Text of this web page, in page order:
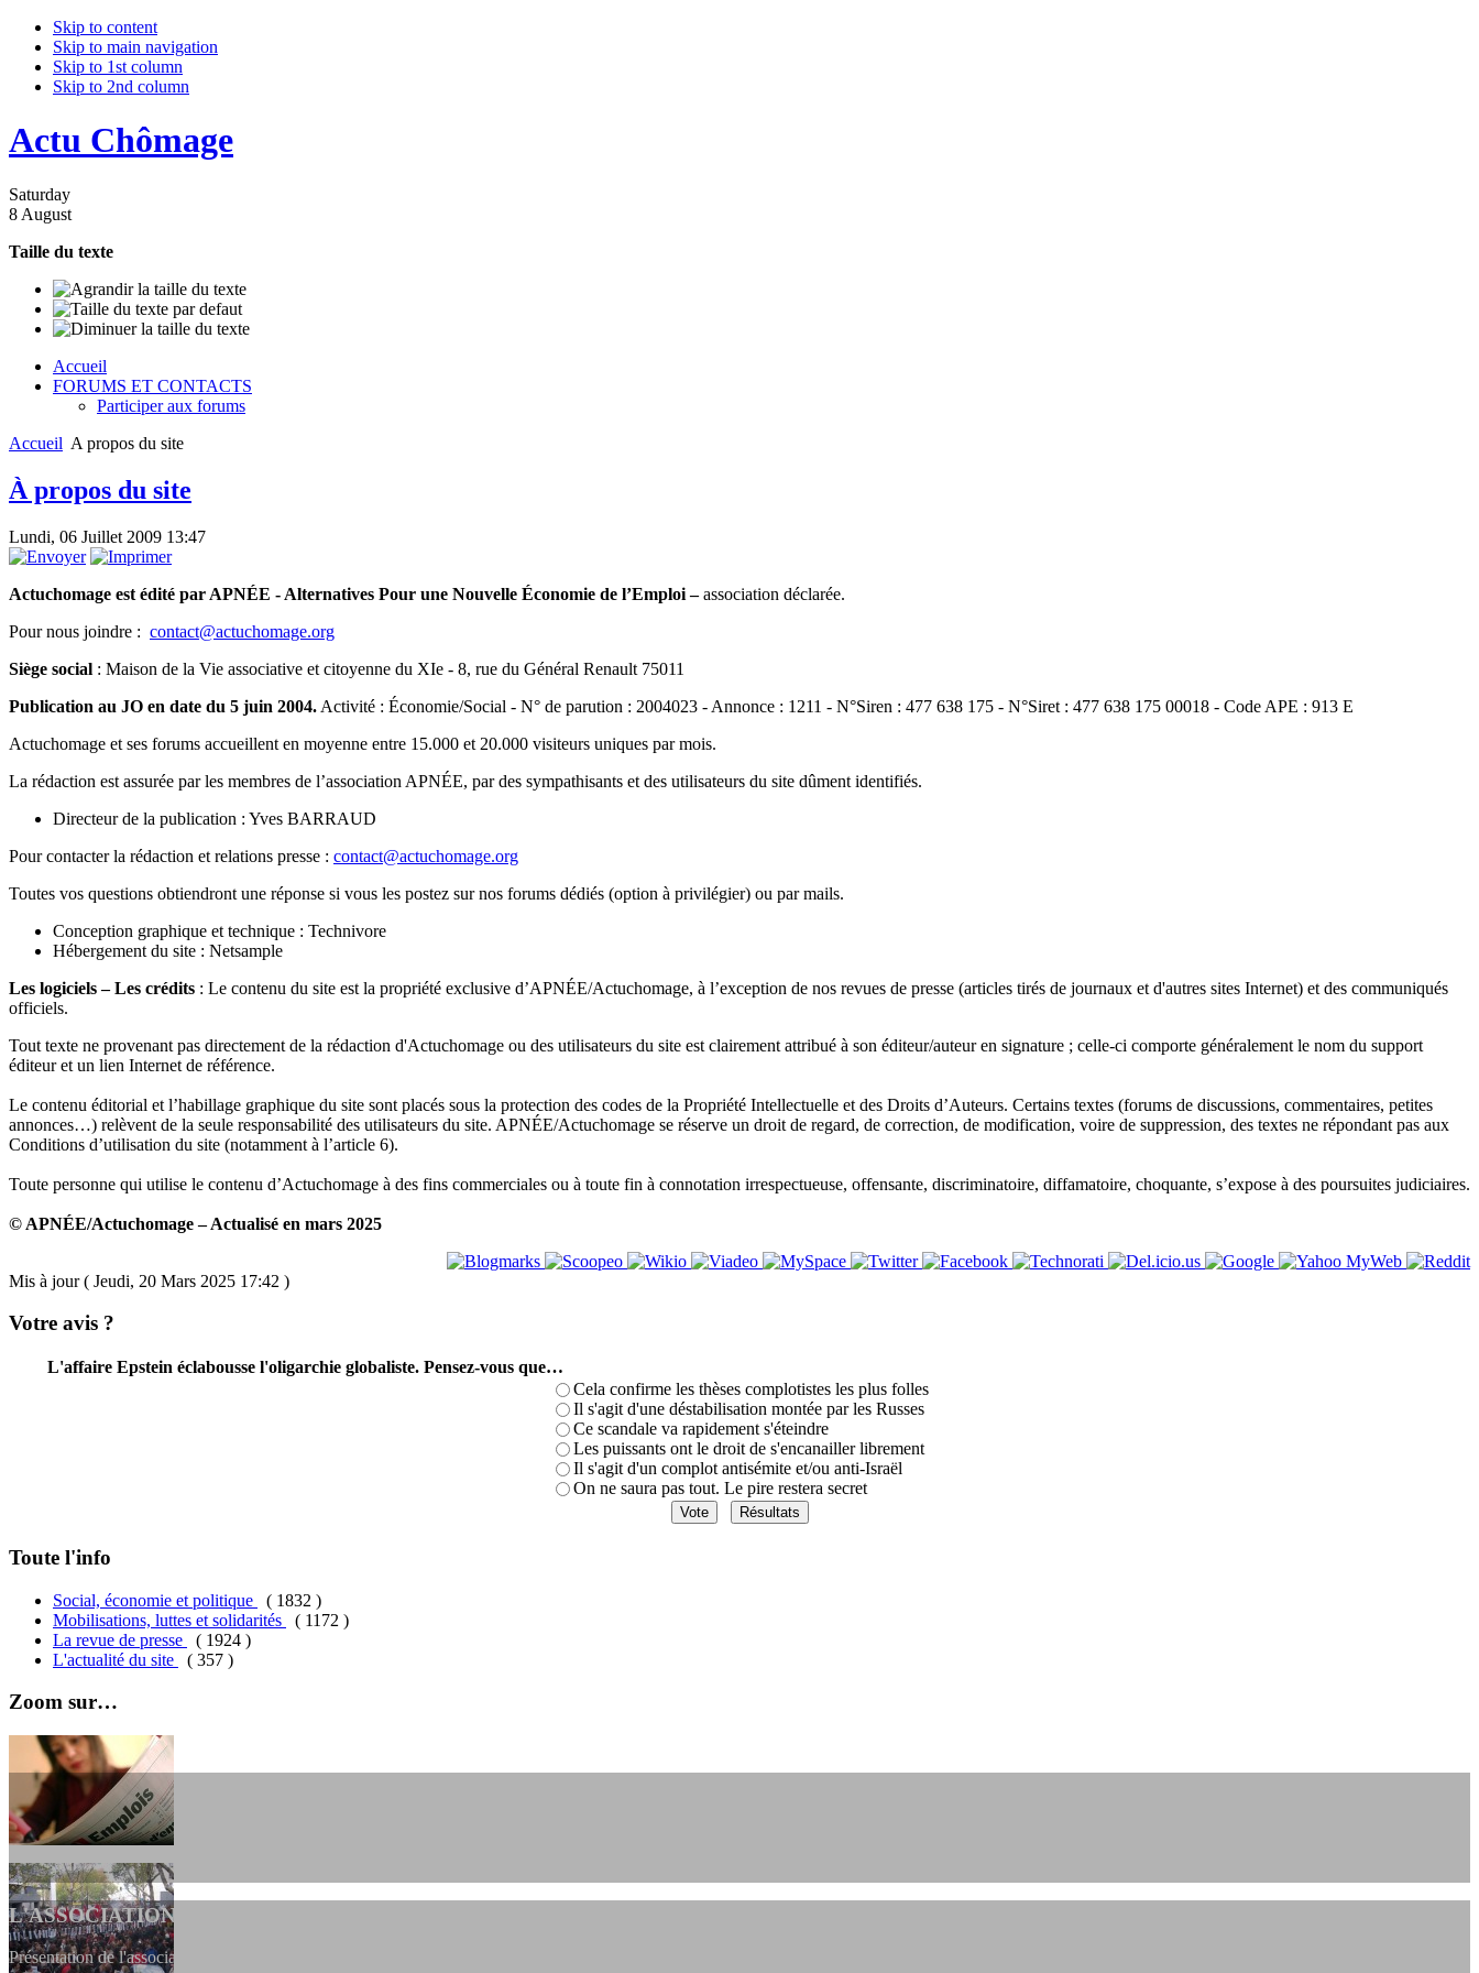
Skip to content
Skip to main navigation
Skip to 1st column
Skip to 2nd column
Actu Chômage
Saturday
8 August
Taille du texte
Accueil
FORUMS ET CONTACTS
Participer aux forums
Accueil A propos du site
À propos du site
Lundi, 06 Juillet 2009 13:47
Actuchomage est édité par APNÉE - Alternatives Pour une Nouvelle Économie de l’Emploi –association déclarée.
Pour nous joindre : contact@actuchomage.org
Siège social : Maison de la Vie associative et citoyenne du XIe - 8, rue du Général Renault 75011
Publication au JO en date du 5 juin 2004. Activité : Économie/Social - N° de parution : 2004023 - Annonce : 1211 - N°Siren : 477 638 175 - N°Siret : 477 638 175 00018 - Code APE : 913 E
Actuchomage et ses forums accueillent en moyenne entre 15.000 et 20.000 visiteurs uniques par mois.
La rédaction est assurée par les membres de l’association APNÉE, par des sympathisants et des utilisateurs du site dûment identifiés.
Directeur de la publication : Yves BARRAUD
Pour contacter la rédaction et relations presse : contact@actuchomage.org
Toutes vos questions obtiendront une réponse si vous les postez sur nos forums dédiés (option à privilégier) ou par mails.
Conception graphique et technique : Technivore
Hébergement du site : Netsample
Les logiciels – Les crédits : Le contenu du site est la propriété exclusive d’APNÉE/Actuchomage, à l’exception de nos revues de presse (articles tirés de journaux et d'autres sites Internet) et des communiqués
officiels.
Tout texte ne provenant pas directement de la rédaction d'Actuchomage ou des utilisateurs du site est clairement attribué à son éditeur/auteur en signature ; celle-ci comporte généralement le nom du support
éditeur et un lien Internet de référence.
Le contenu éditorial et l’habillage graphique du site sont placés sous la protection des codes de la Propriété Intellectuelle et des Droits d’Auteurs. Certains textes (forums de discussions, commentaires, petites
annonces…) relèvent de la seule responsabilité des utilisateurs du site. APNÉE/Actuchomage se réserve un droit de regard, de correction, de modification, voire de suppression, des textes ne répondant pas aux
Conditions d’utilisation du site (notamment à l’article 6).
Toute personne qui utilise le contenu d’Actuchomage à des fins commerciales ou à toute fin à connotation irrespectueuse, offensante, discriminatoire, diffamatoire, choquante, s’expose à des poursuites judiciaires.
© APNÉE/Actuchomage – Actualisé en mars 2025
Mis à jour ( Jeudi, 20 Mars 2025 17:42 )
Votre avis ?
L'affaire Epstein éclabousse l'oligarchie globaliste. Pensez-vous que…
Cela confirme les thèses complotistes les plus folles
Il s'agit d'une déstabilisation montée par les Russes
Ce scandale va rapidement s'éteindre
Les puissants ont le droit de s'encanailler librement
Il s'agit d'un complot antisémite et/ou anti-Israël
On ne saura pas tout. Le pire restera secret
Toute l'info
Social, économie et politique
( 1832 )
Mobilisations, luttes et solidarités
( 1172 )
La revue de presse
( 1924 )
L'actualité du site
( 357 )
Zoom sur…
L'ASSOCIATION
Présentation de l'association et de sa charte qui encadre nos actions et engagements depuis 2004.